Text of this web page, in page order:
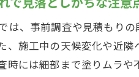
は、事前調査や見積もり
、施工中の天候変化や近
時には細部まで塗りムラ